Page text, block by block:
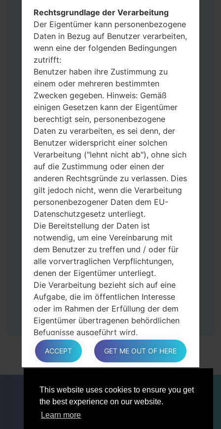
This website uses cookies to ensure you get
the best experience on our website.
Learn more
möchten, wählen Sie CSC_***, in einem
anderen Fall wählen Sie HOME_CSC_***
um Ihre Daten zu speichern.
Jetzt schalten Sie das Gerät aus und
aktivieren Sie Download-Modus. Alle
Methoden, wie es geht:
Halten Sie die Power-, Lautstärke- und
Bixbi- Tasten gedrückt.
Halten Sie Lauter- und Leiser-Tasten
gedrückt. Schließen Sie das Telefon mit
einem USB-Kabel an den PC an.
Halten Sie die Power-, Lauter- und
Home-Tasten gedrückt.
Schließen Sie das USB-Kabel an und
halten Sie die Leiser- und Bixbi-Tasten
gedrückt.
Halten Sie die Power- und Lauter-
Tasten gedrückt.
Dann schließen Sie das Telefon an den PC
an, das Programm Odin erkennt Ihr Gerät
und „COM port number“ wird auf dem
Bildschirm angezeigt.
Geben Sie nur die „F. Reset”-Zeit und
„Auto-Rebot“ an.
Zum Schluss klicken Sie „Start“-Taste auf.
Ihr Gerät wird neu gestartet und von PC
getrennt.
Rechtsgrundlage der Verarbeitung
Der Eigentümer kann personenbezogene
Daten in Bezug auf Benutzer verarbeiten,
wenn eine der folgenden Bedingungen
zutrifft:
Benutzer haben ihre Zustimmung zu
einem oder mehreren bestimmten
Zwecken gegeben. Hinweis: Gemäß
einigen Gesetzen kann der Eigentümer
berechtigt sein, personenbezogene
Daten zu verarbeiten, es sei denn, der
Benutzer widerspricht einer solchen
Verarbeitung ("lehnt nicht ab"), ohne sich
auf die Zustimmung oder einen der
anderen Rechtsgründe zu verlassen. Dies
gilt jedoch nicht, wenn die Verarbeitung
personenbezogener Daten dem EU-
Datenschutzgesetz unterliegt.
Die Bereitstellung der Daten ist
notwendig, um eine Vereinbarung mit
dem Benutzer zu treffen und / oder für
alle vorvertraglichen Verpflichtungen,
denen der Eigentümer unterliegt.
Die Verarbeitung bezieht sich auf eine
Aufgabe, die im öffentlichen Interesse
oder im Rahmen der Erfüllung der dem
Eigentümer übertragenen behördlichen
Befugnisse ausgeführt wird.
Die Verarbeitung ist für berechtigte
Interessen des Eigentümers oder eines
Dritten erforderlich.
bei der Erläuterung des für die
Verarbeitung geltenden rechtlichen
Rahmens und insbesondere, ob die
ACCEPT GET ME OUT OF HERE